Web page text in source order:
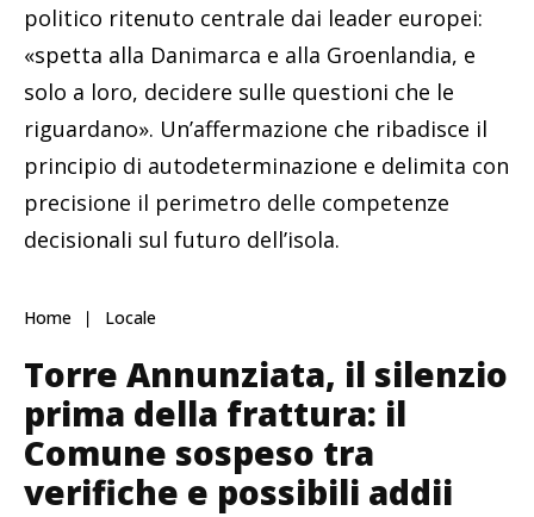
politico ritenuto centrale dai leader europei:
«spetta alla Danimarca e alla Groenlandia, e
solo a loro, decidere sulle questioni che le
riguardano». Un’affermazione che ribadisce il
principio di autodeterminazione e delimita con
precisione il perimetro delle competenze
decisionali sul futuro dell’isola.
Home Locale
Torre Annunziata, il silenzio
prima della frattura: il
Comune sospeso tra
verifiche e possibili addii